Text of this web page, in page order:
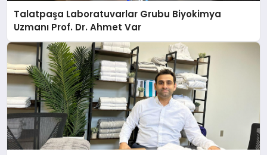
Talatpaşa Laboratuvarlar Grubu Biyokimya
Uzmanı Prof. Dr. Ahmet Var